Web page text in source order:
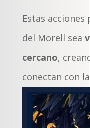
Estas
del Morell sea
cercano,
conectan con